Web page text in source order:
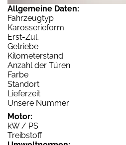
Allgemeine Daten:
Fahrzeugtyp
Karosserieform
Erst-Zul.
Getriebe
Kilometerstand
Anzahl der Türen
Farbe
Standort
Lieferzeit
Unsere Nummer
Motor:
kW / PS
Treibstoff